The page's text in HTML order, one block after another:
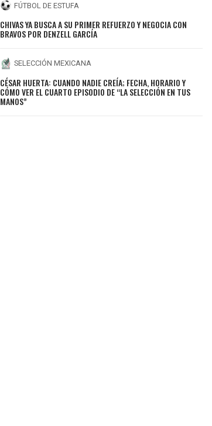
FÚTBOL DE ESTUFA
CHIVAS YA BUSCA A SU PRIMER REFUERZO Y NEGOCIA CON
BRAVOS POR DENZELL GARCÍA
SELECCIÓN MEXICANA
CÉSAR HUERTA: CUANDO NADIE CREÍA; FECHA, HORARIO Y
CÓMO VER EL CUARTO EPISODIO DE “LA SELECCIÓN EN TUS
MANOS”